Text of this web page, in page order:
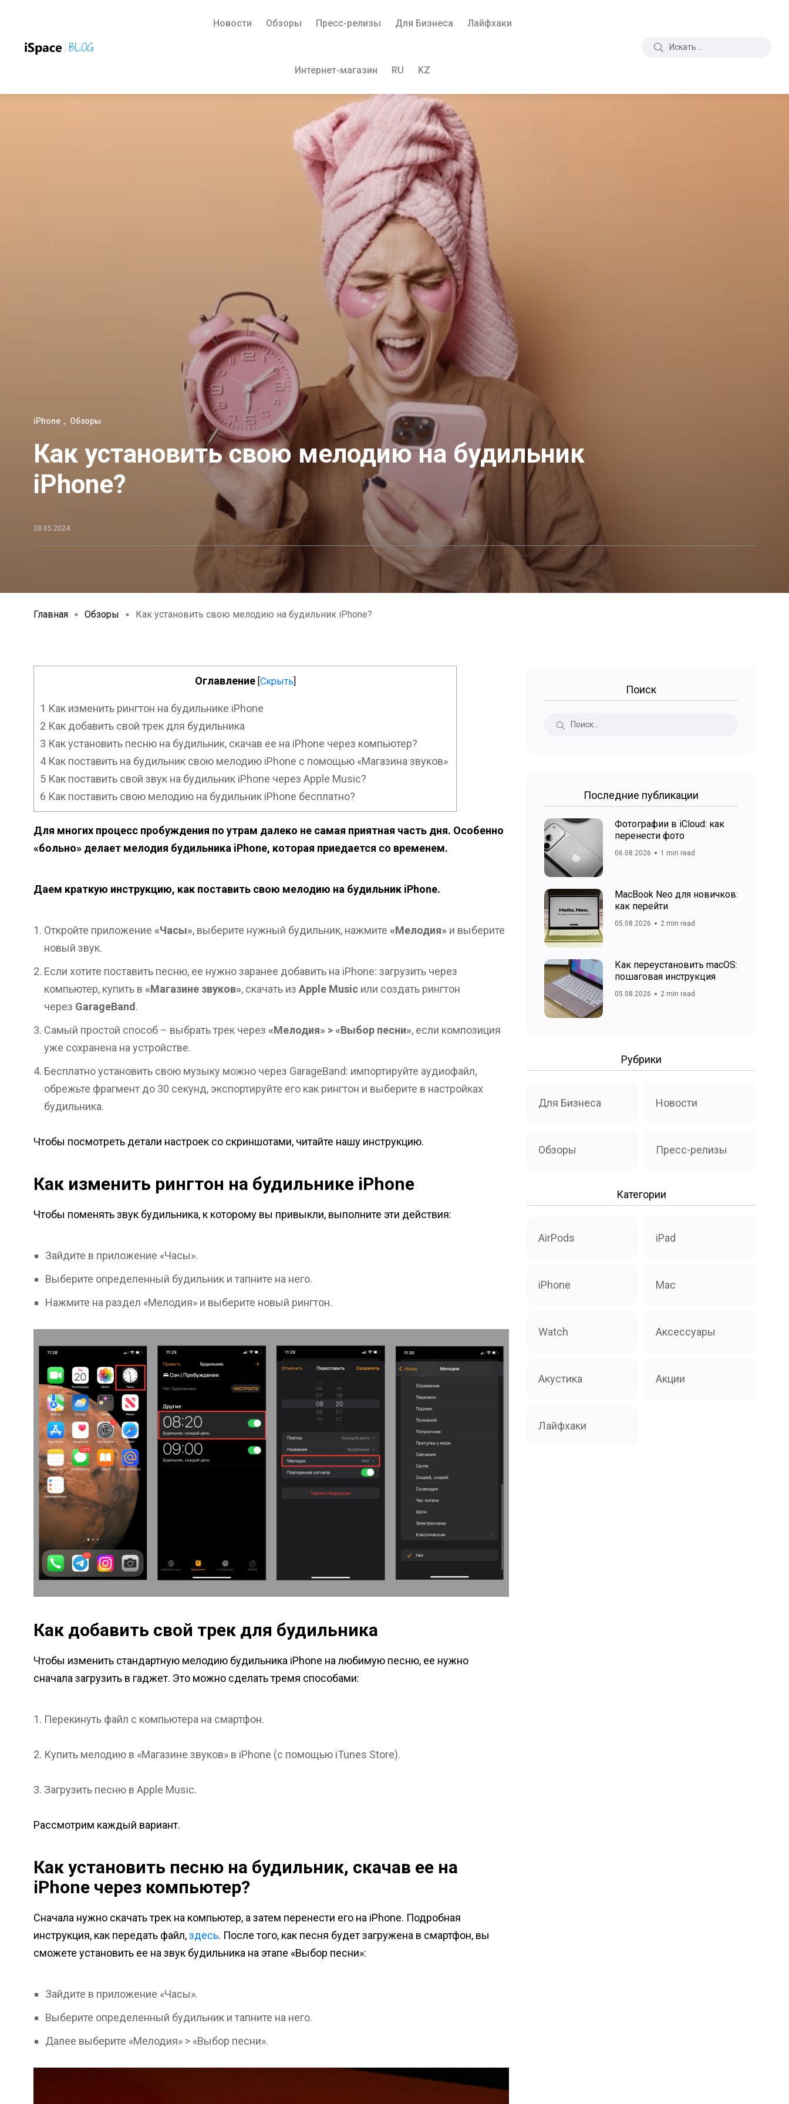
Новости Обзоры Пресс-релизы Для Бизнеса Лайфхаки
Интернет-магазин RU KZ
iPhone Обзоры
Как установить свою мелодию на будильник
iPhone?
28.05.2024
Главная Обзоры Как установить свою мелодию на будильник iPhone?
Оглавление [Скрыть]
1 Как изменить рингтон на будильнике iPhone
2 Как добавить свой трек для будильника
3 Как установить песню на будильник, скачав ее на iPhone через компьютер?
4Как поставить на будильник свою мелодию iPhone с помощью «Магазина звуков»
5 Как поставить свой звук на будильник iPhone через Apple Music?
6 Как поставить свою мелодию на будильник iPhone бесплатно?
Для многих процесс пробуждения по утрам далеко не самая приятная часть дня. Особенно
«больно» делает мелодия будильника iPhone, которая приедается со временем.
Даем краткую инструкцию, как поставить свою мелодию на будильник iPhone.
Откройте приложение «Часы», выберите нужный будильник, нажмите «Мелодия» и выберите
новый звук.
Если хотите поставить песню, ее нужно заранее добавить на iPhone: загрузить через
компьютер, купить в «Магазине звуков», скачать из Apple Music или создать рингтон
через GarageBand .
Самый простой способ – выбрать трек через «Мелодия» > «Выбор песни», если композиция
уже сохранена на устройстве.
Бесплатно установить свою музыку можно через GarageBand: импортируйте аудиофайл,
обрежьте фрагмент до 30 секунд, экспортируйте его как рингтон и выберите в настройках
будильника.
Чтобы посмотреть детали настроек со скриншотами, читайте нашу инструкцию.
Как изменить рингтон на будильнике iPhone
Чтобы поменять звук будильника, к которому вы привыкли, выполните эти действия:
Зайдите в приложение «Часы».
Выберите определенный будильник и тапните на него.
Нажмите на раздел «Мелодия» и выберите новый рингтон.
Как добавить свой трек для будильника
Чтобы изменить стандартную мелодию будильника iPhone на любимую песню, ее нужно
сначала загрузить в гаджет. Это можно сделать тремя способами:
Перекинуть файл с компьютера на смартфон.
Купить мелодию в «Магазине звуков» в iPhone (с помощью iTunes Store).
Загрузить песню в Apple Music.
Рассмотрим каждый вариант.
Как установить песню на будильник, скачав ее на
iPhone через компьютер?
Сначала нужно скачать трек на компьютер, а затем перенести его на iPhone. Подробная
инструкция, как передать файл,здесь. После того, как песня будет загружена в смартфон, вы
сможете установить ее на звук будильника на этапе «Выбор песни»:
Зайдите в приложение «Часы».
Выберите определенный будильник и тапните на него.
Далее выберите «Мелодия» > «Выбор песни».
Поиск
Последние публикации
Фотографии в iCloud: как
перенести фото
06.08.2026 1 min read
MacBook Neo для новичков:
как перейти
05.08.2026 2 min read
Как переустановить macOS:
пошаговая инструкция
05.08.2026 2 min read
Рубрики
Для Бизнеса Новости
Обзоры Пресс-релизы
Категории
AirPods iPad
iPhone Mac
Watch Аксессуары
Акустика Акции
Лайфхаки